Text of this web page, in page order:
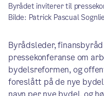
Byrådet inviterer til
Bilde: Patrick Pascual
Byrådsleder,
pressekonferanse om
bydelsreformen, og
foreslått på de nye